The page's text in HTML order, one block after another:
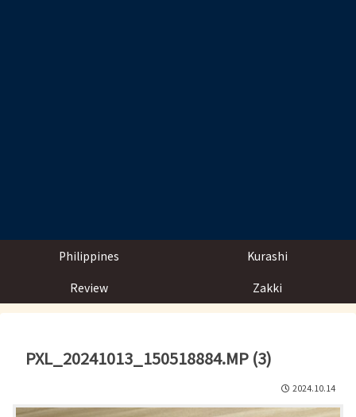
Philippines
Kurashi
Review
Zakki
PXL_20241013_150518884.MP (3)
2024.10.14